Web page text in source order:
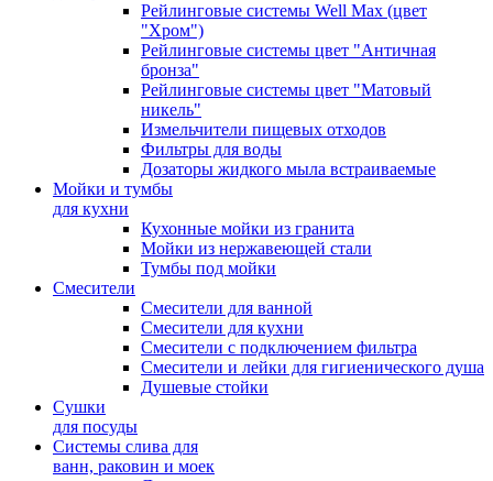
Рейлинговые системы Well Max (цвет
"Хром")
Рейлинговые системы цвет "Античная
бронза"
Рейлинговые системы цвет "Матовый
никель"
Измельчители пищевых отходов
Фильтры для воды
Дозаторы жидкого мыла встраиваемые
Мойки и тумбы
для кухни
Кухонные мойки из гранита
Мойки из нержавеющей стали
Тумбы под мойки
Смесители
Смесители для ванной
Смесители для кухни
Смесители с подключением фильтра
Cмесители и лейки для гигиенического душа
Душевые стойки
Сушки
для посуды
Системы слива для
ванн, раковин и моек